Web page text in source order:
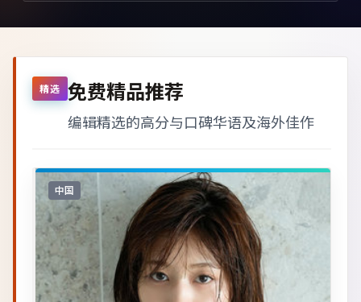
精选 免费精品推荐
编辑精选的高分与口碑华语及海外佳作
中国